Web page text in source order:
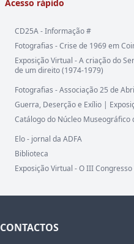
Acesso rápido
CD25A - Informação #
Fotografias - Crise de 1969 em
Exposição Virtual - A criação do
de um direito (1974-1979)
Fotografias - Associação 25 de
Guerra, Deserção e Exílio |
Catálogo do Núcleo Museográfico
Elo - jornal da ADFA
Biblioteca
Exposição Virtual - O III
CONTACTOS